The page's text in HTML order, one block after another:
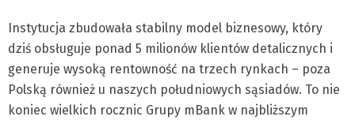
Instytucja zbudowała stabilny model biznesowy, który
dziś obsługuje ponad 5 milionów klientów detalicznych i
generuje wysoką rentowność na trzech rynkach – poza
Polską również u naszych południowych sąsiadów. To nie
koniec wielkich rocznic Grupy mBank w najbliższym